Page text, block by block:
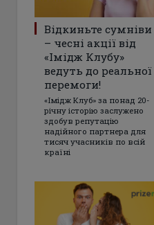
Відкиньте сумніви
– чесні акції від
«Імідж Клубу»
ведуть до реальної
перемоги!
«Імідж Клуб» за понад 20-
річну історію заслужено
здобув репутацію
надійного партнера для
тисяч учасників по всій
країні